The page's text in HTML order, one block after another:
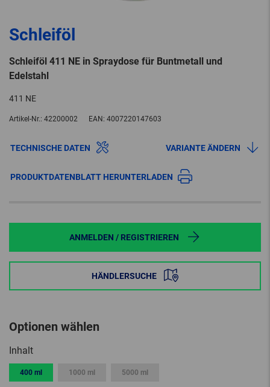
Schleiföl
Schleiföl 411 NE in Spraydose für Buntmetall und
Edelstahl
411 NE
Artikel-Nr.: 42200002 EAN: 4007220147603
TECHNISCHE DATEN VARIANTE ÄNDERN
PRODUKTDATENBLATT HERUNTERLADEN
ANMELDEN / REGISTRIEREN
HÄNDLERSUCHE
Optionen wählen
Inhalt
400 ml 1000 ml 5000 ml